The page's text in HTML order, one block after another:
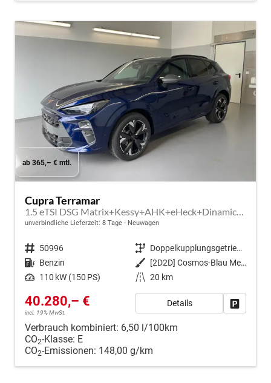
ab 365,– € mtl.
Cupra Terramar
1.5 eTSI DSG Matrix+Kessy+AHK+eHeck+Dinamica+CarPlay+eHeck+GV5
unverbindliche Lieferzeit: 8 Tage Neuwagen
Fahrzeugnr. 50996 Getriebe
Doppelkupplungsgetriebe (DSG)
Kraftstoff Benzin Außenfarbe
[2D2D] Cosmos-Blau Metallic
Leistung 110 kW (150 PS) Kilometerstand 20 km
40.280,– €
incl. 19% MwSt.
Details
Verbrauch kombiniert: 6,50 l/100km
CO2-Klasse: E
CO2-Emissionen: 148,00 g/km